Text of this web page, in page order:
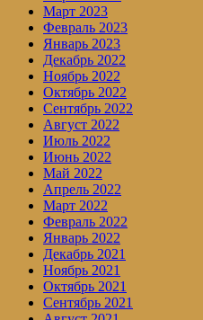
Март 2023
Февраль 2023
Январь 2023
Декабрь 2022
Ноябрь 2022
Октябрь 2022
Сентябрь 2022
Август 2022
Июль 2022
Июнь 2022
Май 2022
Апрель 2022
Март 2022
Февраль 2022
Январь 2022
Декабрь 2021
Ноябрь 2021
Октябрь 2021
Сентябрь 2021